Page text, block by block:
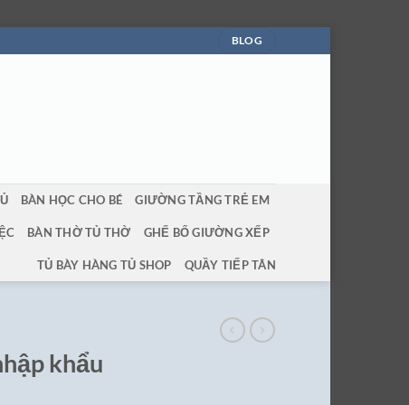
BLOG
BÀN HỌC CHO BÉ GIƯỜNG TẦNG TRẺ EM
BÀN THỜ TỦ THỜ GHẾ BỐ GIƯỜNG XẾP
TỦ BÀY HÀNG TỦ SHOP QUẦY TIẾP TÂN
khẩu